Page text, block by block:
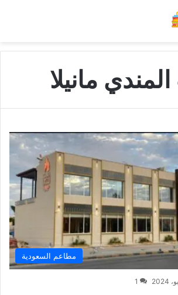
مانيلا
مطاعم السعودية
1